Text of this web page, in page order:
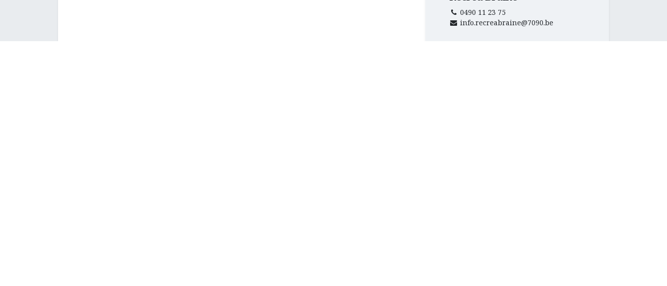
0490 11 23 75
info.recreabraine@7090.be